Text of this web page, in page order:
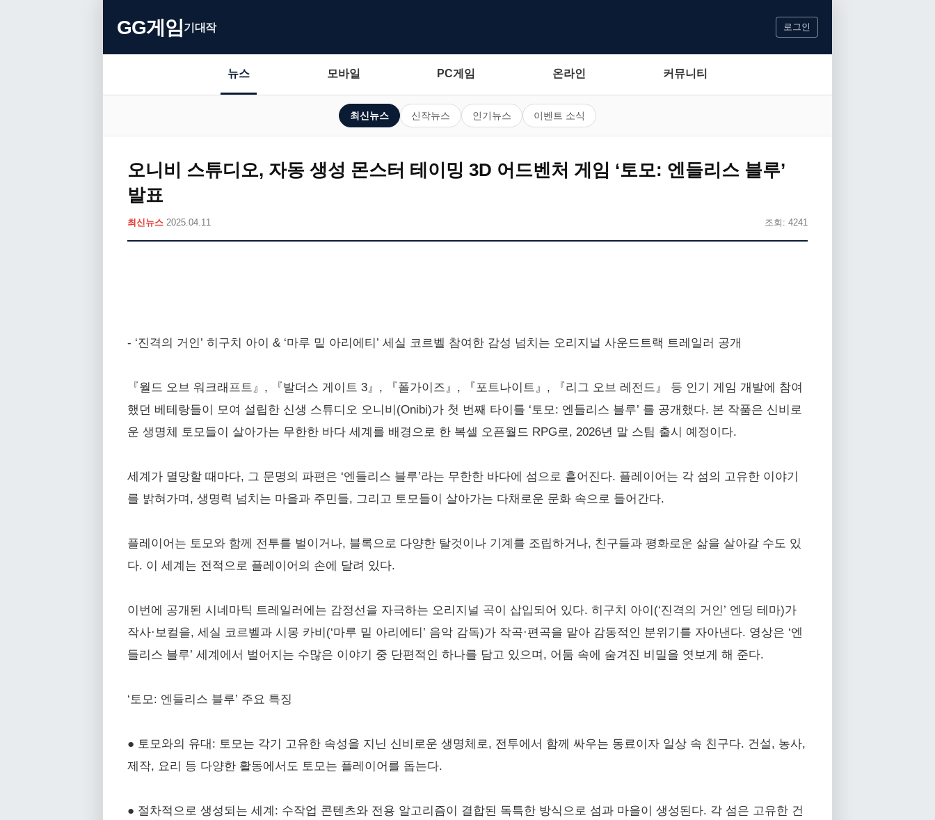
GG게임기대작 로그인
뉴스 모바일 PC게임 온라인 커뮤니티
최신뉴스 신작뉴스 인기뉴스 이벤트 소식
오니비 스튜디오, 자동 생성 몬스터 테이밍 3D 어드벤처 게임 ‘토모: 엔들리스 블루’
발표
최신뉴스 2025.04.11 조회: 4241
- ‘진격의 거인’ 히구치 아이 & ‘마루 밑 아리에티’ 세실 코르벨 참여한 감성 넘치는 오리지널 사운드트랙 트레일러 공개
『월드 오브 워크래프트』, 『발더스 게이트 3』, 『폴가이즈』, 『포트나이트』, 『리그 오브 레전드』 등 인기 게임 개발에 참여
했던 베테랑들이 모여 설립한 신생 스튜디오 오니비(Onibi)가 첫 번째 타이틀 ‘토모: 엔들리스 블루’ 를 공개했다. 본 작품은 신비로
운 생명체 토모들이 살아가는 무한한 바다 세계를 배경으로 한 복셀 오픈월드 RPG로, 2026년 말 스팀 출시 예정이다.
세계가 멸망할 때마다, 그 문명의 파편은 ‘엔들리스 블루’라는 무한한 바다에 섬으로 흩어진다. 플레이어는 각 섬의 고유한 이야기
를 밝혀가며, 생명력 넘치는 마을과 주민들, 그리고 토모들이 살아가는 다채로운 문화 속으로 들어간다.
플레이어는 토모와 함께 전투를 벌이거나, 블록으로 다양한 탈것이나 기계를 조립하거나, 친구들과 평화로운 삶을 살아갈 수도 있
다. 이 세계는 전적으로 플레이어의 손에 달려 있다.
이번에 공개된 시네마틱 트레일러에는 감정선을 자극하는 오리지널 곡이 삽입되어 있다. 히구치 아이(‘진격의 거인’ 엔딩 테마)가
작사·보컬을, 세실 코르벨과 시몽 카비(‘마루 밑 아리에티’ 음악 감독)가 작곡·편곡을 맡아 감동적인 분위기를 자아낸다. 영상은 ‘엔
들리스 블루’ 세계에서 벌어지는 수많은 이야기 중 단편적인 하나를 담고 있으며, 어둠 속에 숨겨진 비밀을 엿보게 해 준다.
‘토모: 엔들리스 블루’ 주요 특징
● 토모와의 유대: 토모는 각기 고유한 속성을 지닌 신비로운 생명체로, 전투에서 함께 싸우는 동료이자 일상 속 친구다. 건설, 농사,
제작, 요리 등 다양한 활동에서도 토모는 플레이어를 돕는다.
● 절차적으로 생성되는 세계: 수작업 콘텐츠와 전용 알고리즘이 결합된 독특한 방식으로 섬과 마을이 생성된다. 각 섬은 고유한 건